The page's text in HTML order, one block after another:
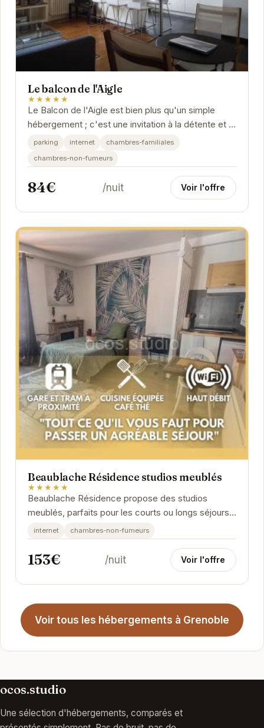
Le balcon de l'Aigle
★★★★★
Le Balcon de l'Aigle est bien plus qu'un simple
hébergement ; c'est une invitation à la détente et à
la découverte. Idéalement situé, il offre...
parking internet
chambres-familiales
chambres-non-fumeurs
84€ /nuit Voir l'offre
Beaublache Résidence studios meublés
★★★★★
Beaublache Résidence propose des studios
meublés, parfaits pour les courts ou longs séjours.
Chaque studio est équipé pour vous offrir un...
internet chambres-non-fumeurs
153€ /nuit Voir l'offre
Voir tous les hébergements à Grenoble
ocos.studio
Une sélection d'hébergements, comparés et